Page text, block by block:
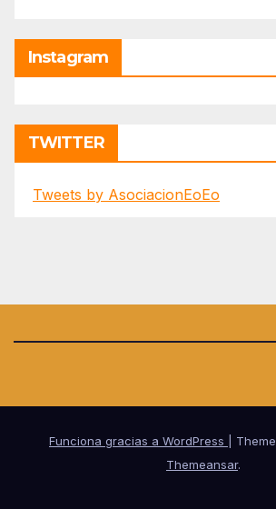
Instagram
TWITTER
Tweets by AsociacionEoEo
Funciona gracias a WordPress
Themeansar.